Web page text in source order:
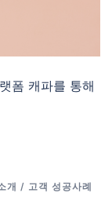
폼 캐파를 통해
개 / 고객 성공사례